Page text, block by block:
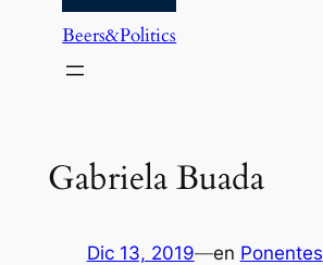
Beers&Politics
Gabriela Buada
Dic 13, 2019—en Ponentes